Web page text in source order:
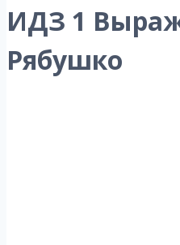
ИДЗ 1
Рябушко